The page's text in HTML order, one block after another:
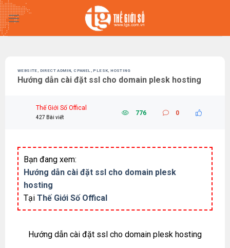
Skip
to
content
WEBSITE , DIRECT ADMIN, CPANEL, PLESK,HOSTING
Hướng dẫn cài đặt ssl cho domain plesk hosting
Thế Giới Số Offical
427 Bài viết
0
776
Bạn đang xem:
Hướng dẫn cài đặt ssl cho domain plesk
hosting
Tại Thế Giới Số Offical
Hướng dẫn cài đặt ssl cho domain plesk hosting